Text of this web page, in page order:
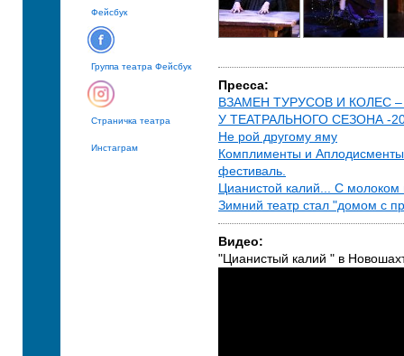
Фейсбук
Группа театра Фейсбук
Страничка театра
Инстаграм
Пресса:
ВЗАМЕН ТУРУСОВ И КОЛЕС
У ТЕАТРАЛЬНОГО СЕЗОНА -
Не рой другому яму
Комплименты и
фестиваль.
Цианистой калий... С молоком
Зимний театр стал "домом с
Видео:
"Цианистый калий " в